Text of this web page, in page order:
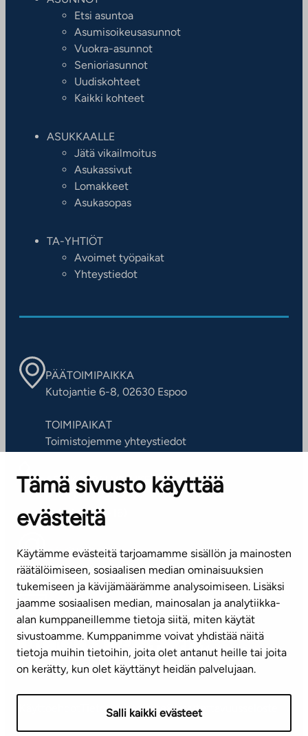
Tämä sivusto käyttää
evästeitä
Käytämme evästeitä tarjoamamme sisällön ja mainosten
räätälöimiseen, sosiaalisen median ominaisuuksien
tukemiseen ja kävijämäärämme analysoimiseen. Lisäksi
jaamme sosiaalisen median, mainosalan ja analytiikka-
alan kumppaneillemme tietoja siitä, miten käytät
sivustoamme. Kumppanimme voivat yhdistää näitä
tietoja muihin tietoihin, joita olet antanut heille tai joita
on kerätty, kun olet käyttänyt heidän palvelujaan.
Salli kaikki evästeet
Etsi asuntoa
Asumisoikeusasunnot
Vuokra-asunnot
Senioriasunnot
Uudiskohteet
Kaikki kohteet
ASUKKAALLE
Jätä vikailmoitus
Asukassivut
Lomakkeet
Asukasopas
TA-YHTIÖT
Avoimet työpaikat
Yhteystiedot
PÄÄTOIMIPAIKKA
Kutojantie 6-8, 02630 Espoo
TOIMIPAIKAT
Toimistojemme yhteystiedot
ASIAKASPALVELUKESKUS
Puh. 045 7734 3777
(arkisin klo 8-16)
info@ta.fi
Tilaa uutiskirje
Mediapankki
TietosuojaselosteSaavutettavuusseloste